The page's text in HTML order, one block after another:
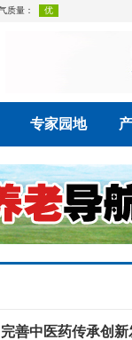
专家园地
完善中医药传承创